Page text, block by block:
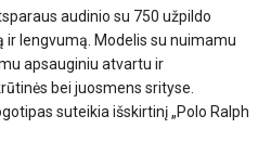
audinio su 750 užpildo
ir lengvumą. Modelis su nuimamu
apsauginiu atvartu ir
bei juosmens srityse.
suteikia išskirtinį „Polo Ralph